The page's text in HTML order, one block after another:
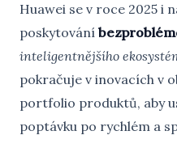
Huawei se v roce 2025 i
poskytování
inteligentnějšího
pokračuje v inovacích v
portfolio produktů, aby
poptávku po rychlém a